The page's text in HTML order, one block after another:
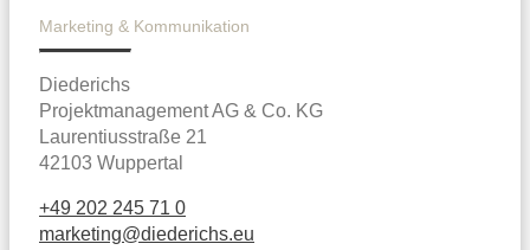
Marketing & Kommunikation
Diederichs
Projektmanagement AG & Co. KG
Laurentiusstraße 21
42103 Wuppertal
+49 202 245 71 0
marketing@diederichs.eu